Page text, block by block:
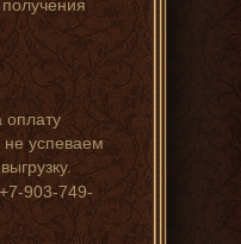
оплату
успеваем
903-749-